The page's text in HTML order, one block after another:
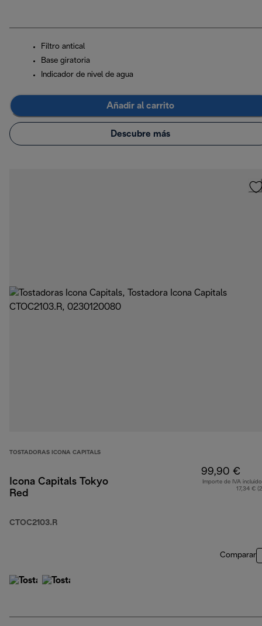
Filtro antical
Base giratoria
Indicador de nivel de agua
Añadir al carrito
Descubre más
TOSTADORAS ICONA CAPITALS
Icona Capitals Tokyo
Red
CTOC2103.R
99,90 €
Importe de IVA
17,34 €
Comparar